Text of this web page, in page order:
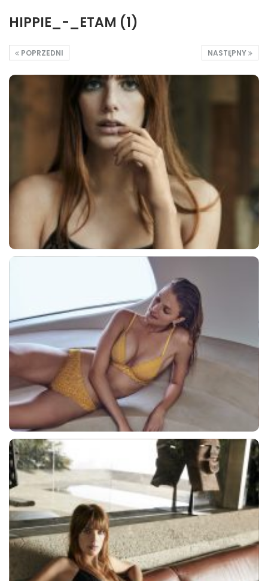
HIPPIE_-_ETAM (1)
NASTĘPNY
POPRZEDNI